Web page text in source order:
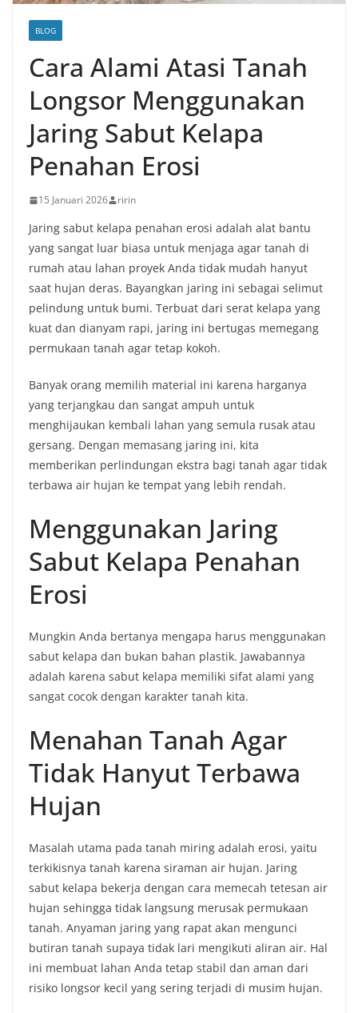
BLOG
Cara Alami Atasi Tanah
Longsor Menggunakan
Jaring Sabut Kelapa
Penahan Erosi
15 Januari 2026 ririn
Jaring sabut kelapa penahan erosi adalah alat bantu
yang sangat luar biasa untuk menjaga agar tanah di
rumah atau lahan proyek Anda tidak mudah hanyut
saat hujan deras. Bayangkan jaring ini sebagai selimut
pelindung untuk bumi. Terbuat dari serat kelapa yang
kuat dan dianyam rapi, jaring ini bertugas memegang
permukaan tanah agar tetap kokoh.
Banyak orang memilih material ini karena harganya
yang terjangkau dan sangat ampuh untuk
menghijaukan kembali lahan yang semula rusak atau
gersang. Dengan memasang jaring ini, kita
memberikan perlindungan ekstra bagi tanah agar tidak
terbawa air hujan ke tempat yang lebih rendah.
Menggunakan Jaring
Sabut Kelapa Penahan
Erosi
Mungkin Anda bertanya mengapa harus menggunakan
sabut kelapa dan bukan bahan plastik. Jawabannya
adalah karena sabut kelapa memiliki sifat alami yang
sangat cocok dengan karakter tanah kita.
Menahan Tanah Agar
Tidak Hanyut Terbawa
Hujan
Masalah utama pada tanah miring adalah erosi, yaitu
terkikisnya tanah karena siraman air hujan. Jaring
sabut kelapa bekerja dengan cara memecah tetesan air
hujan sehingga tidak langsung merusak permukaan
tanah. Anyaman jaring yang rapat akan mengunci
butiran tanah supaya tidak lari mengikuti aliran air. Hal
ini membuat lahan Anda tetap stabil dan aman dari
risiko longsor kecil yang sering terjadi di musim hujan.